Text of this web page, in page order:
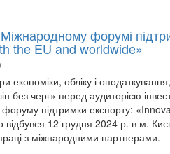
форумі
the EU and worldwide»
економіки, обліку і
без черг» перед аудиторією
підтримки експорту:
12 грудня 2024 р. в м.
з міжнародними партнерами.